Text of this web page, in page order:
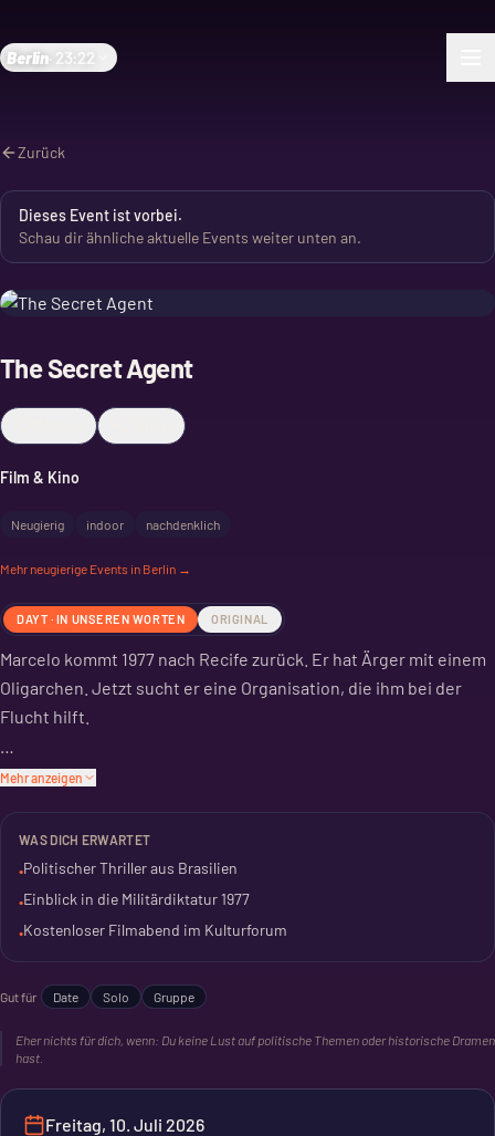
Berlin 23:22
Zurück
Dieses Event ist vorbei.
Schau dir ähnliche aktuelle Events weiter unten an.
The Secret Agent
Film & Kino
Neugierig indoor nachdenklich
Mehr neugierige Events in Berlin →
DAYT · IN UNSEREN WORTEN ORIGINAL
Marcelo kommt 1977 nach Recife zurück. Er hat Ärger mit einem
Oligarchen. Jetzt sucht er eine Organisation, die ihm bei der
Flucht hilft.
Und er will seinen Sohn wiedersehen. Das ist sein Plan.
Der Film zeigt die Atmosphäre im Brasilien der Militärdiktatur.
Ein Politthriller, der die Zeit spürbar macht. Kostenlos im ARTE
Sommerkino Kulturforum.
Mehr anzeigen
WAS DICH ERWARTET
•Politischer Thriller aus Brasilien
•Einblick in die Militärdiktatur 1977
•Kostenloser Filmabend im Kulturforum
Gut für Date Solo Gruppe
Eher nichts für dich, wenn: Du keine Lust auf politische Themen oder historische Dramen
hast.
Freitag, 10. Juli 2026